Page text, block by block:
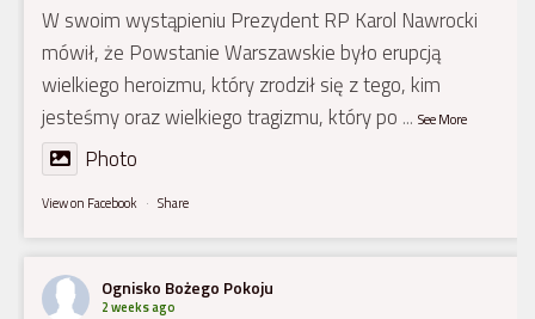
W swoim wystąpieniu Prezydent RP Karol Nawrocki
mówił, że Powstanie Warszawskie było erupcją
wielkiego heroizmu, który zrodził się z tego, kim
jesteśmy oraz wielkiego tragizmu, który po ... See More
Photo
View on Facebook · Share
Ognisko Bożego Pokoju
2 weeks ago